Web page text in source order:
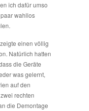
ich dafür umso
wahllos
einen völlig
Natürlich hatten
die Geräte
was gelernt,
auf den
rechten
die Demontage